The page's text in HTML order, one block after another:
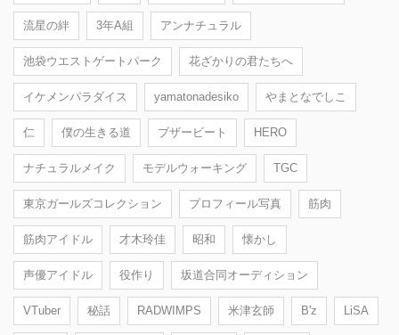
流星の絆 3年A組 アンナチュラル
池袋ウエストゲートパーク 花ざかりの君たちへ
イケメンパラダイス yamatonadesiko やまとなでしこ
仁 僕の生きる道 ブザービート HERO
ナチュラルメイク モデルウォーキング TGC
東京ガールズコレクション プロフィール写真 筋肉
筋肉アイドル 才木玲佳 昭和 懐かし
声優アイドル 役作り 坂道合同オーディション
VTuber 秘話 RADWIMPS 米津玄師 B'z LiSA